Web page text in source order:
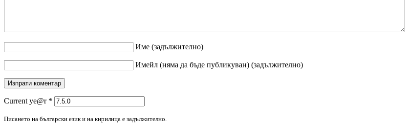
Име (задължително)
Имейл (няма да бъде публикуван) (задължително)
Current ye@r *
Писането на български език и на кирилица е задължително.